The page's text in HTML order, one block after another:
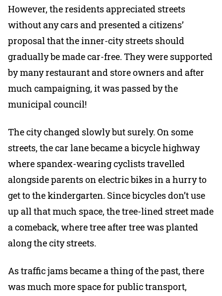
However, the residents appreciated streets
without any cars and presented a citizens’
proposal that the inner-city streets should
gradually be made car-free. They were supported
by many restaurant and store owners and after
much campaigning, it was passed by the
municipal council!
The city changed slowly but surely. On some
streets, the car lane became a bicycle highway
where spandex-wearing cyclists travelled
alongside parents on electric bikes in a hurry to
get to the kindergarten. Since bicycles don’t use
up all that much space, the tree-lined street made
a comeback, where tree after tree was planted
along the city streets.
As traffic jams became a thing of the past, there
was much more space for public transport,